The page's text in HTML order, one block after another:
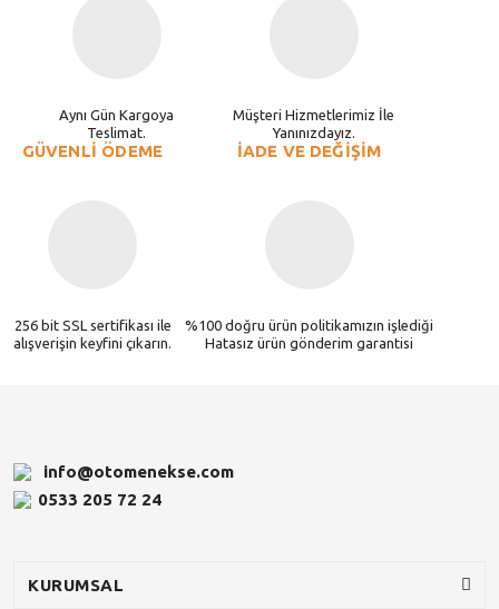
Aynı Gün Kargoya
Teslimat.
Müşteri Hizmetlerimiz İle
Yanınızdayız.
GÜVENLİ ÖDEME
256 bit SSL sertifikası ile
alışverişin keyfini çıkarın.
İADE VE DEĞİŞİM
%100 doğru ürün politikamızın işlediği
Hatasız ürün gönderim garantisi
info@otomenekse.com
0533 205 72 24
KURUMSAL